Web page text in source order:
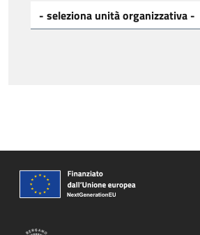
Scegli Unita organizzativa a cui vuoi